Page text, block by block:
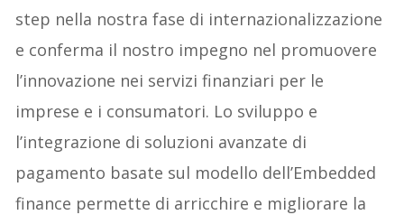
step nella nostra fase di internazionalizzazione
e conferma il nostro impegno nel promuovere
l’innovazione nei servizi finanziari per le
imprese e i consumatori. Lo sviluppo e
l’integrazione di soluzioni avanzate di
pagamento basate sul modello dell’Embedded
finance permette di arricchire e migliorare la